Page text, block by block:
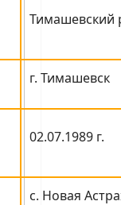
Тимашевский
г. Тимашевск
02.07.1989 г.
с. Новая